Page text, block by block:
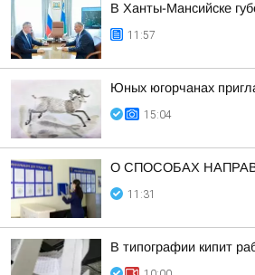
В Ханты-Мансийске
11:57
Юных югорчанах
15:04
О СПОСОБАХ
11:31
В типографии кипит